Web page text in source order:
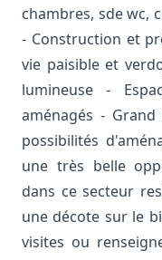
chambres, sde wc,
- Construction et
vie paisible et
lumineuse -
aménagés -
possibilités
une très belle
dans ce secteur
une décote sur le
visites ou